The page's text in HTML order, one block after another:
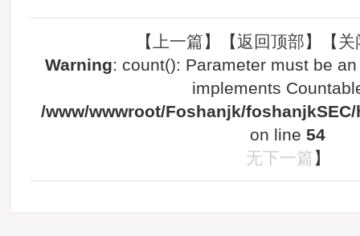
【 上一篇】【返回顶部】【关
Warning: count(): Parameter must be
implements
/www/wwwroot/Foshanjk/
on line 54
无下一篇】